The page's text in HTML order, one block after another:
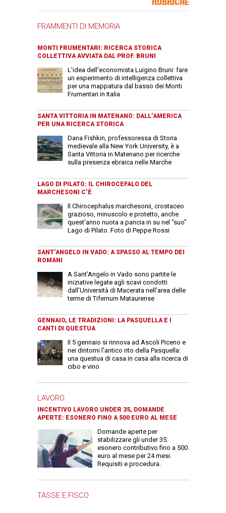
FRAMMENTI DI MEMORIA
MONTI FRUMENTARI: RICERCA STORICA
COLLETTIVA AVVIATA DAL PROF. BRUNI
L'idea dell'economista Luigino Bruni: fare
un esperimento di intelligenza collettiva
per una mappatura dal basso dei Monti
Frumentari in Italia
SANTA VITTORIA IN MATENANO: DALL’AMERICA
PER UNA RICERCA STORICA
Dana Fishkin, professoressa di Storia
medievale alla New York University, è a
Santa Vittoria in Matenano per ricerche
sulla presenza ebraica nelle Marche
LAGO DI PILATO: IL CHIROCEFALO DEL
MARCHESONI C’È
Il Chirocephalus marchesonii, crostaceo
grazioso, minuscolo e protetto, anche
quest'anno nuota a pancia in su nel "suo"
Lago di Pilato. Foto di Peppe Rossi
SANT’ANGELO IN VADO: A SPASSO AL TEMPO DEI
ROMANI
A Sant’Angelo in Vado sono partite le
iniziative legate agli scavi condotti
dall’Università di Macerata nell’area delle
terme di Tifernum Mataurense
GENNAIO, LE TRADIZIONI: LA PASQUELLA E I
CANTI DI QUESTUA
Il 5 gennaio si rinnova ad Ascoli Piceno e
nei dintorni l'antico rito della Pasquella:
una questua di casa in casa alla ricerca di
cibo e vino
LAVORO
INCENTIVO LAVORO UNDER 35, DOMANDE
APERTE: ESONERO FINO A 500 EURO AL MESE
Domande aperte per
stabilizzare gli under 35:
esonero contributivo fino a 500
euro al mese per 24 mesi.
Requisiti e procedura.
TASSE E FISCO